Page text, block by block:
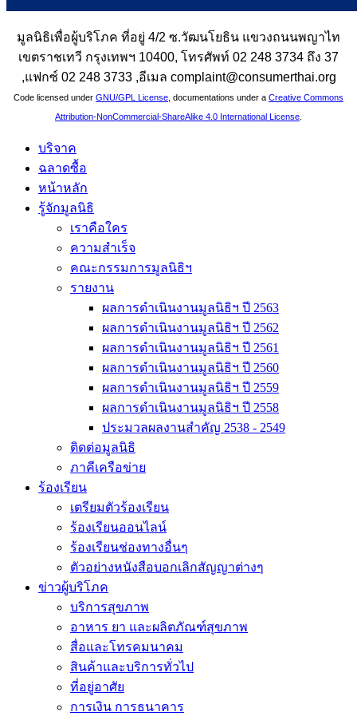
มูลนิธิเพื่อผู้บริโภค ที่อยู่ 4/2 ซ.วัฒนโยธิน แขวงถนนพญาไท
เขตราชเทวี กรุงเทพฯ 10400, โทรศัพท์ 02 248 3734 ถึง 37
,แฟกซ์ 02 248 3733 ,อีเมล complaint@consumerthai.org
Code licensed under GNU/GPL License , documentations under a Creative Commons
Attribution-NonCommercial-ShareAlike 4.0 International License
บริจาค
ฉลาดซื้อ
หน้าหลัก
รู้จักมูลนิธิ
เราคือใคร
ความสำเร็จ
คณะกรรมการมูลนิธิฯ
รายงาน
ผลการดำเนินงานมูลนิธิฯ ปี 2563
ผลการดำเนินงานมูลนิธิฯ ปี 2562
ผลการดำเนินงานมูลนิธิฯ ปี 2561
ผลการดำเนินงานมูลนิธิฯ ปี 2560
ผลการดำเนินงานมูลนิธิฯ ปี 2559
ผลการดำเนินงานมูลนิธิฯ ปี 2558
ประมวลผลงานสำคัญ 2538 - 2549
ติดต่อมูลนิธิ
ภาคีเครือข่าย
ร้องเรียน
เตรียมตัวร้องเรียน
ร้องเรียนออนไลน์
ร้องเรียนช่องทางอื่นๆ
ตัวอย่างหนังสือบอกเลิกสัญญาต่างๆ
ข่าวผู้บริโภค
บริการสุขภาพ
อาหาร ยา และผลิตภัณฑ์สุขภาพ
สื่อและโทรคมนาคม
สินค้าและบริการทั่วไป
ที่อยู่อาศัย
การเงิน การธนาคาร